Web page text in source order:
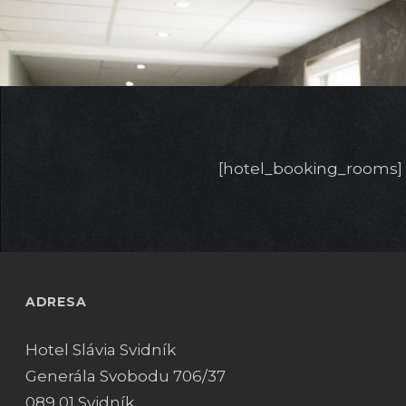
[hotel_booking_rooms]
ADRESA
Hotel Slávia Svidník
Generála Svobodu 706/37
089 01 Svidník